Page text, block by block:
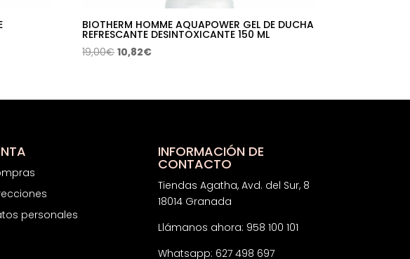
BIOTHERM HOMME AQUAPOWER GEL DE DUCHA
REFRESCANTE DESINTOXICANTE 150 ML
19,00€El
era:
10,82€El
es:
personales
INFORMACIÓN DE
CONTACTO
Tiendas Agatha, Avd. del Sur, 8
18014 Granada
Llámanos ahora: 958 100 101
Whatsapp: 627 498 697